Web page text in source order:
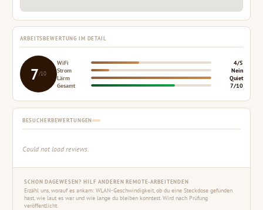
ARBEITSBEWERTUNG IM DETAIL
7/10
WiFi
4/5
Strom
Nein
Lärm
Quiet
Gesamt
7/10
BESUCHERBEWERTUNGEN
Could not load reviews.
SCHON DAGEWESEN? HILF ANDEREN REMOTE-ARBEITENDEN
Erzähl uns, worauf es ankam: WLAN-Geschwindigkeit, ob du eine Steckdose gefunden
hast, wie laut es war und wie lange du bleiben konntest. Wird nach Prüfung
veröffentlicht.